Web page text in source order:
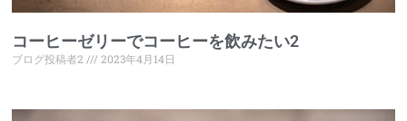
コーヒーゼリーでコーヒーを飲みたい2
ブログ投稿者2 2023年4月14日